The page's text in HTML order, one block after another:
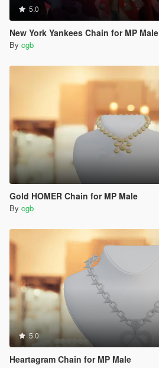
5.0
New York Yankees Chain for MP Male
By cgb
Gold HOMER Chain for MP Male
By cgb
5.0
Heartagram Chain for MP Male